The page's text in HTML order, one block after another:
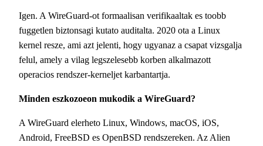
Igen. A WireGuard-ot formaalisan verifikaaltak es toobb
fuggetlen biztonsagi kutato auditalta. 2020 ota a Linux
kernel resze, ami azt jelenti, hogy ugyanaz a csapat vizsgalja
felul, amely a vilag legszelesebb korben alkalmazott
operacios rendszer-kerneljet karbantartja.
Minden eszkozoeon mukodik a WireGuard?
A WireGuard elerheto Linux, Windows, macOS, iOS,
Android, FreeBSD es OpenBSD rendszereken. Az Alien